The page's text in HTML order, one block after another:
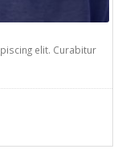
elit. Curabitur